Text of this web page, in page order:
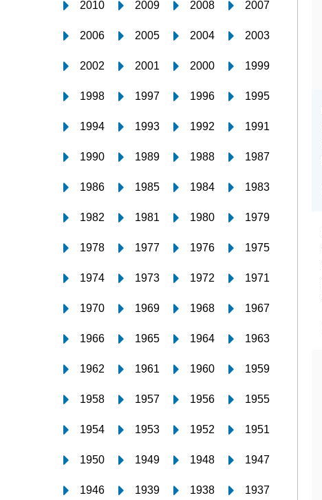
2010 2009 2008 2007
2006 2005 2004 2003
2002 2001 2000 1999
1998 1997 1996 1995
1994 1993 1992 1991
1990 1989 1988 1987
1986 1985 1984 1983
1982 1981 1980 1979
1978 1977 1976 1975
1974 1973 1972 1971
1970 1969 1968 1967
1966 1965 1964 1963
1962 1961 1960 1959
1958 1957 1956 1955
1954 1953 1952 1951
1950 1949 1948 1947
1946 1939 1938 1937